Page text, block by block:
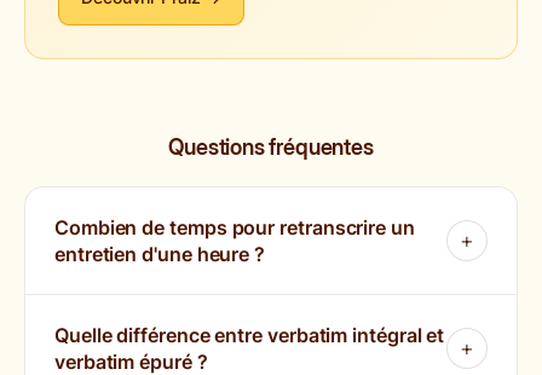
Questions fréquentes
Combien de temps pour retranscrire un
entretien d'une heure ?
Quelle différence entre verbatim intégral et
verbatim épuré ?